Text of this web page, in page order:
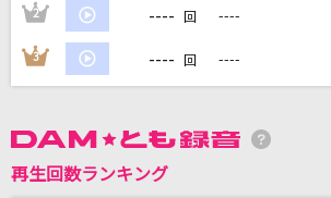
カラオケ最新情報をチェック！
2 ---- 回 ----
3 ---- 回 ----
再生回数ランキング